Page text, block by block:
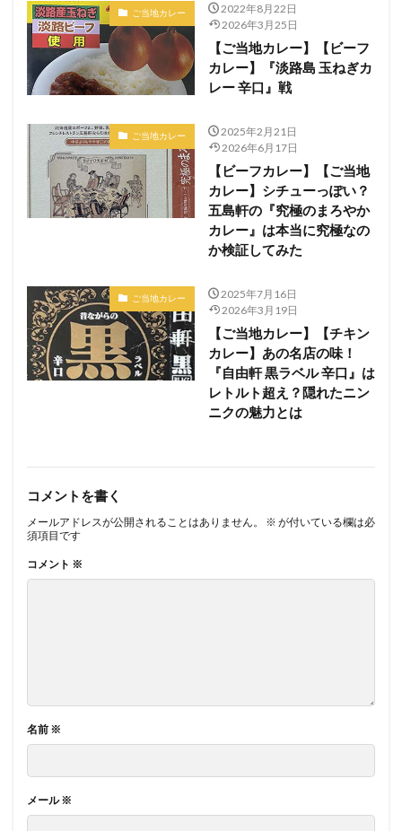
ご当地カレー
2022年8月22日
2026年3月25日
【ご当地カレー】【ビーフ
カレー】『淡路島 玉ねぎカ
レー 辛口』戦
ご当地カレー
2025年2月21日
2026年6月17日
【ビーフカレー】【ご当地
カレー】シチューっぽい？
五島軒の『究極のまろやか
カレー』は本当に究極なの
か検証してみた
ご当地カレー
2025年7月16日
2026年3月19日
【ご当地カレー】【チキン
カレー】あの名店の味！
『自由軒 黒ラベル 辛口』は
レトルト超え？隠れたニン
ニクの魅力とは
コメントを書く
メールアドレスが公開されることはありません。 ※ が付いている欄は必
須項目です
コメント ※
名前 ※
メール※